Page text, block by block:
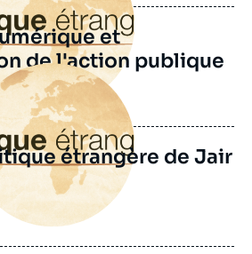
et
de l'action publique
étrangère de Jair